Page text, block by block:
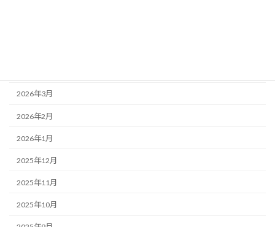
2026年3月
2026年2月
2026年1月
2025年12月
2025年11月
2025年10月